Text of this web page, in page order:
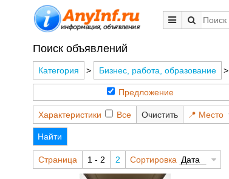
Поиск объявлений
Категория > Бизнес, работа, образование >
Предложение
Характеристики Все Очистить Место
Найти
Страница 1 - 2 2 Сортировка Дата